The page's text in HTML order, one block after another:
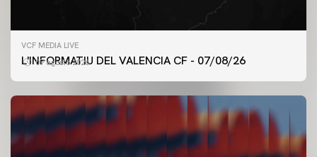
VCF MEDIA LIVE
L'INFORMATIU DEL VALENCIA CF - 07/08/26
07 agosto 2026